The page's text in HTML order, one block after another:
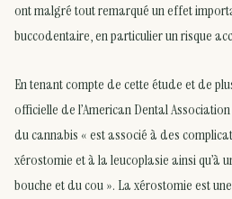
ont malgré tout remarqué un effet
buccodentaire, en particulier un risque
En tenant compte de cette étude et de
officielle de l’American Dental
du cannabis « est associé à des
xérostomie et à la leucoplasie ainsi qu’à
bouche et du cou ». La xérostomie est